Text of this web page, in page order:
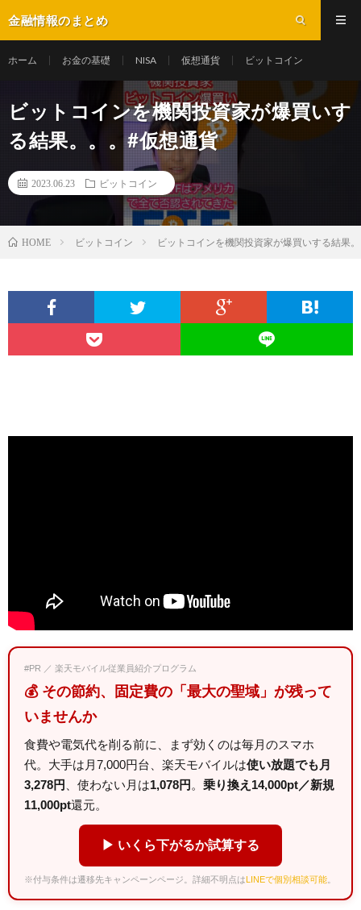
金融情報のまとめ
ホーム お金の基礎 NISA 仮想通貨 ビットコイン
ビットコインを機関投資家が爆買いす
る結果。。。#仮想通貨
2023.06.23 ビットコイン
HOME ビットコイン ビットコインを機関投資家が爆買いする結果
#PR ／ 楽天モバイル従業員紹介プログラム
💰 その節約、固定費の「最大の聖域」が残って
いませんか
食費や電気代を削る前に、まず効くのは毎月のスマホ
代。大手は月7,000円台、楽天モバイルは使い放題でも月
3,278円
、使わない月は1,078円 。 乗り換え14,000pt／新規
11,000pt還元。
▶ いくら下がるか試算する
※付与条件は遷移先キャンペーンページ。詳細不明点はLINEで個別相談可能